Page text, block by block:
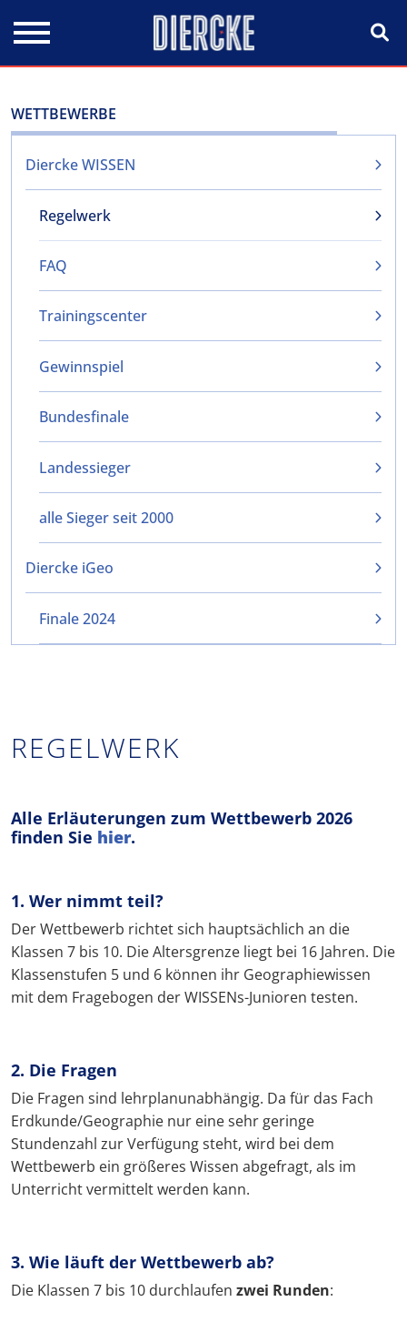
WETTBEWERBE
Diercke WISSEN
Regelwerk
FAQ
Trainingscenter
Gewinnspiel
Bundesfinale
Landessieger
alle Sieger seit 2000
Diercke iGeo
Finale 2024
REGELWERK
Alle Erläuterungen zum Wettbewerb 2026
finden Sie hier.
1. Wer nimmt teil?
Der Wettbewerb richtet sich hauptsächlich an die
Klassen 7 bis 10. Die Altersgrenze liegt bei 16 Jahren. Die
Klassenstufen 5 und 6 können ihr Geographiewissen
mit dem Fragebogen der WISSENs-Junioren testen.
2. Die Fragen
Die Fragen sind lehrplanunabhängig. Da für das Fach
Erdkunde/Geographie nur eine sehr geringe
Stundenzahl zur Verfügung steht, wird bei dem
Wettbewerb ein größeres Wissen abgefragt, als im
Unterricht vermittelt werden kann.
3. Wie läuft der Wettbewerb ab?
Die Klassen 7 bis 10 durchlaufen zwei Runden: